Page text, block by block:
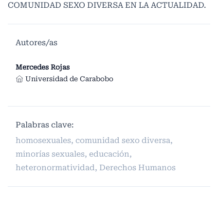
COMUNIDAD SEXO DIVERSA EN LA ACTUALIDAD.
Autores/as
Mercedes Rojas
Universidad de Carabobo
Palabras clave:
homosexuales, comunidad sexo diversa,
minorías sexuales, educación,
heteronormatividad, Derechos Humanos